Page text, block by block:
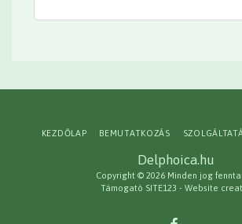
Delphoica.hu
Copyright © 2026 Minden jog
Támogató SITE123 - Website
KEZDŐLAP BEMUTATKOZÁS